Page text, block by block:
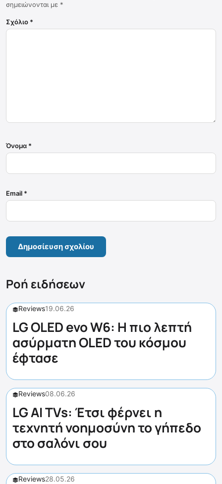
σημειώνονται με *
Σχόλιο *
Όνομα *
Email *
Ροή ειδήσεων
Reviews19.06.26
LG OLED evo W6: Η πιο λεπτή
ασύρματη OLED του κόσμου
έφτασε
Reviews08.06.26
LG AI TVs: Έτσι φέρνει η
τεχνητή νοημοσύνη το γήπεδο
στο σαλόνι σου
Reviews28.05.26